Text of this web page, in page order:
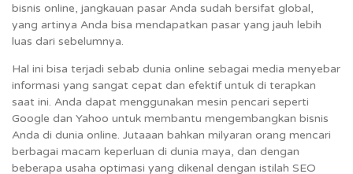
bisnis online, jangkauan pasar Anda sudah bersifat global,
yang artinya Anda bisa mendapatkan pasar yang jauh lebih
luas dari sebelumnya.
Hal ini bisa terjadi sebab dunia online sebagai media menyebar
informasi yang sangat cepat dan efektif untuk di terapkan
saat ini. Anda dapat menggunakan mesin pencari seperti
Google dan Yahoo untuk membantu mengembangkan bisnis
Anda di dunia online. Jutaaan bahkan milyaran orang mencari
berbagai macam keperluan di dunia maya, dan dengan
beberapa usaha optimasi yang dikenal dengan istilah SEO